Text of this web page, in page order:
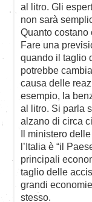
al litro. Gli
non sarà
Quanto
Fare una
quando il taglio
potrebbe
causa delle
esempio, la
al litro. Si parla
alzano di circa
Il ministero
l’Italia è “il
principali
taglio delle
grandi
stesso.